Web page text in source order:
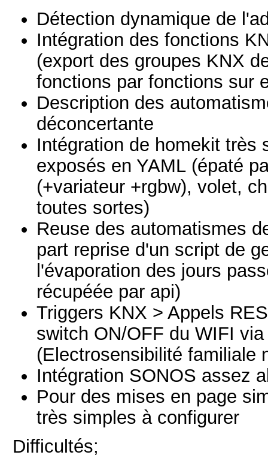
Détection dynamique de
Intégration des fonctions
(export des groupes KNX
fonctions par fonctions sur
Description des
déconcertante
Intégration de homekit très
exposés en YAML (épaté
(+variateur +rgbw), volet,
toutes sortes)
Reuse des automatismes
part reprise d'un script de
l'évaporation des jours
récupéée par api)
Triggers KNX > Appels
switch ON/OFF du WIFI
(Electrosensibilité familiale
Intégration SONOS assez
Pour des mises en page
très simples à configurer
Difficultés;